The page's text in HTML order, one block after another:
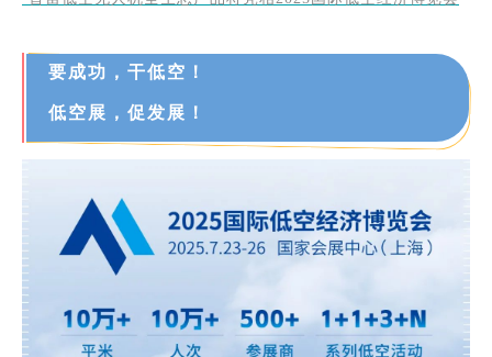
要成功，干低空！
低空展，促发展！